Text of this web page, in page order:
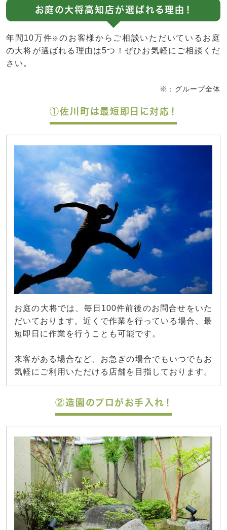
お庭の大将高知店が選ばれる理由！
年間10万件※のお客様からご相談いただいているお庭
の大将が選ばれる理由は5つ！ぜひお気軽にご相談くだ
さい。
※：グループ全体
①佐川町は最短即日に対応！
お庭の大将では、毎日100件前後のお問合せをいた
だいております。近くで作業を行っている場合、最
短即日に作業を行うことも可能です。
来客がある場合など、お急ぎの場合でもいつでもお
気軽にご利用いただける店舗を目指しております。
②造園のプロがお手入れ！